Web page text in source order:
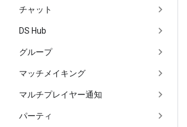
チャット
DS Hub
グループ
マッチメイキング
マルチプレイヤー通知
パーティ